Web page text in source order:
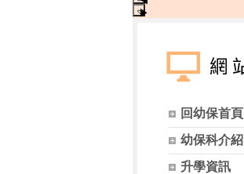
▶
回幼保首頁
幼保科介紹
升學資訊